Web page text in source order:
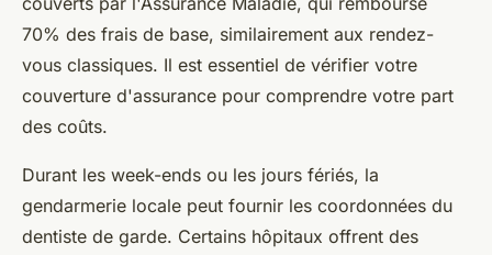
70% des frais de base, similairement aux rendez-
vous classiques. Il est essentiel de vérifier votre
couverture d'assurance pour comprendre votre part
des coûts.
Durant les week-ends ou les jours fériés, la
gendarmerie locale peut fournir les coordonnées du
dentiste de garde. Certains hôpitaux offrent des